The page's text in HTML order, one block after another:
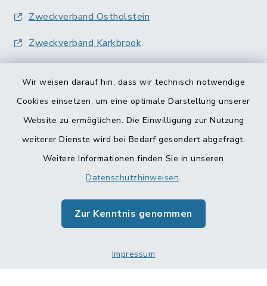
Wir weisen darauf hin, dass wir technisch notwendige
Cookies einsetzen, um eine optimale Darstellung unserer
Website zu ermöglichen. Die Einwilligung zur Nutzung
weiterer Dienste wird bei Bedarf gesondert abgefragt.
Weitere Informationen finden Sie in unseren
Datenschutzhinweisen.
Zur Kenntnis genommen
Impressum
Zweckverband Ostholstein
Zweckverband Karkbrook
Barrierefreiheit
Impressum
Sitemap